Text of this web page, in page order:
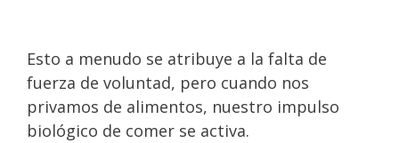
Esto a menudo se atribuye a la falta de
fuerza de voluntad, pero cuando nos
privamos de alimentos, nuestro impulso
biológico de comer se activa.⁣